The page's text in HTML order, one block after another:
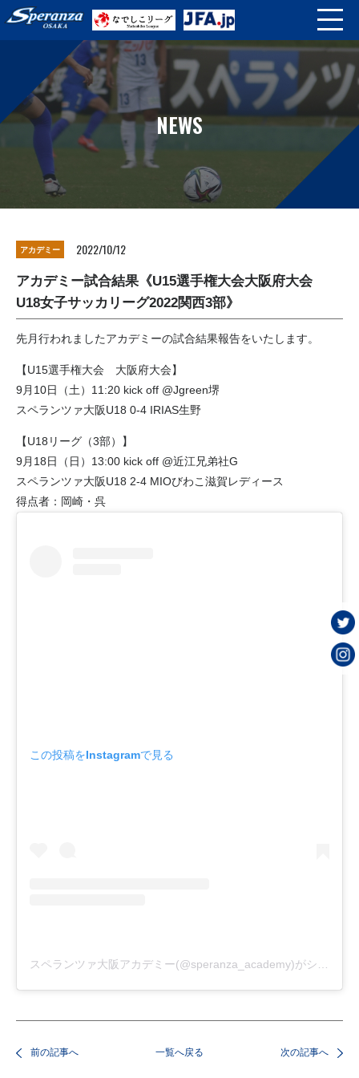
NEWS
アカデミー 2022/10/12
アカデミー試合結果《U15選手権大会大阪府大会
U18女子サッカリーグ2022関西3部》
先月行われましたアカデミーの試合結果報告をいたします。
【U15選手権大会 大阪府大会】
9月10日（土）11:20 kick off @Jgreen堺
スペランツァ大阪U18 0-4 IRIAS生野
【U18リーグ（3部）】
9月18日（日）13:00 kick off @近江兄弟社G
スペランツァ大阪U18 2-4 MIOびわこ滋賀レディース
得点者：岡崎・呉
この投稿をInstagramで見る
前の記事へ 一覧へ戻る 次の記事へ